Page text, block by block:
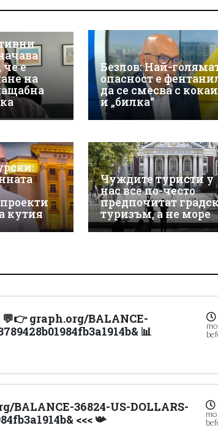
е
на
Безлов: Най-
опасност е
да се смесва с
и „билка“
кутия
Чуждите туристи у
нас все по-често
предпочитат
туризъм, а не море
💬👉 graph.org/BALANCE-
📊
BALANCE-36824-US-DOLLARS-
<<< 📯